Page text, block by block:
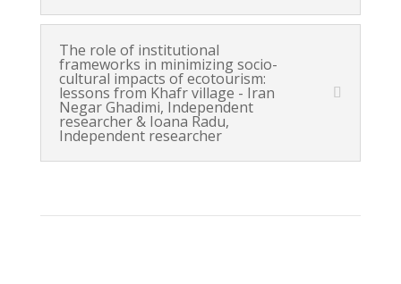
The role of institutional
frameworks in minimizing socio-
cultural impacts of ecotourism:
lessons from Khafr village - Iran
Negar Ghadimi, Independent
researcher & Ioana Radu,
Independent researcher